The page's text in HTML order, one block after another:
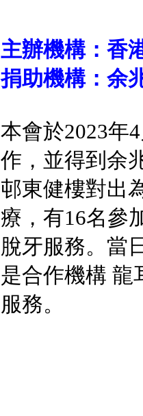
主辦機構：香
捐助機構：余
本會於2023年
作，並得到余
邨東健樓對出
療，有16名參
脫牙服務。 當
是合作機構 龍
服務。